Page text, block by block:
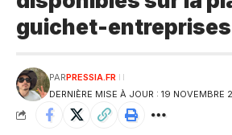
guichet-
DERNIÈRE MISE À JOUR : 19 NOVEMBRE
PARPRESSIA.FR